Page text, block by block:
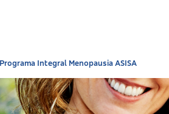
Programa Integral Menopausia ASISA